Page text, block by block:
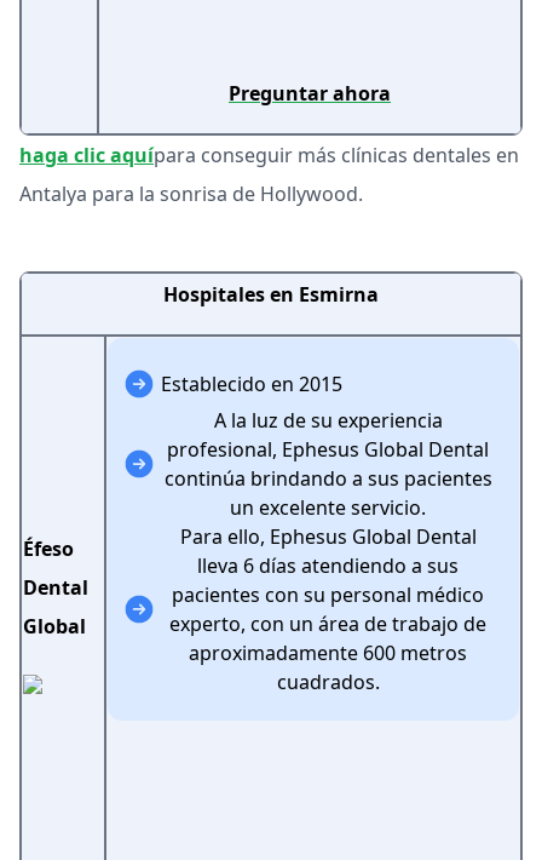
Preguntar ahora
haga clic aquípara conseguir más clínicas dentales en
Antalya para la sonrisa de Hollywood.
Hospitales en Esmirna
Éfeso
Dental
Global
Establecido en 2015
A la luz de su experiencia
profesional, Ephesus Global Dental
continúa brindando a sus pacientes
un excelente servicio.
Para ello, Ephesus Global Dental
lleva 6 días atendiendo a sus
pacientes con su personal médico
experto, con un área de trabajo de
aproximadamente 600 metros
cuadrados.